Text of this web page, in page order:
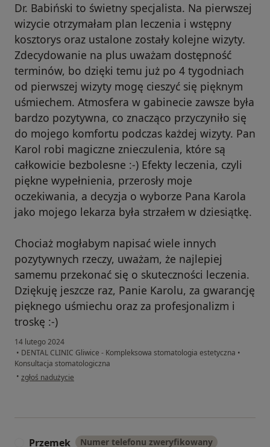
Dr. Babiński to świetny specjalista. Na pierwszej
wizycie otrzymałam plan leczenia i wstępny
kosztorys oraz ustalone zostały kolejne wizyty.
Zdecydowanie na plus uważam dostępność
terminów, bo dzięki temu już po 4 tygodniach
od pierwszej wizyty mogę cieszyć się pięknym
uśmiechem. Atmosfera w gabinecie zawsze była
bardzo pozytywna, co znacząco przyczyniło się
do mojego komfortu podczas każdej wizyty. Pan
Karol robi magiczne znieczulenia, które są
całkowicie bezbolesne :-) Efekty leczenia, czyli
piękne wypełnienia, przerosły moje
oczekiwania, a decyzja o wyborze Pana Karola
jako mojego lekarza była strzałem w dziesiątkę.
Chociaż mogłabym napisać wiele innych
pozytywnych rzeczy, uważam, że najlepiej
samemu przekonać się o skuteczności leczenia.
Dziękuję jeszcze raz, Panie Karolu, za gwarancję
pięknego uśmiechu oraz za profesjonalizm i
troskę :-)
14 lutego 2024
• DENTAL CLINIC Gliwice - Kompleksowa stomatologia estetyczna •
Konsultacja stomatologiczna
• w opinii użytkownika Pacjent
zgłoś nadużycie
Przemek Numer telefonu zweryfikowany